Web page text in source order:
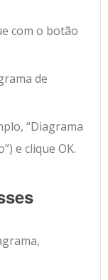
com o botão
de
“Diagrama
e cliqueOK.